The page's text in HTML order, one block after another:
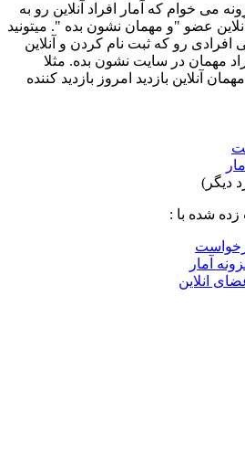
می خوام که آمار افراد آنلاین رو به
عضو "و مهمان نشون بده ". میتونید
افرادی رو که ثبت نام کردن و آنلاین
مهمان در سایت نشون بده. مثلا
آنلاین بازدید امروز بازدید کننده
شده با :
آمار
انلاین